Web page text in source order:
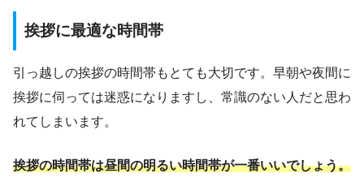
挨拶に最適な時間帯
引っ越しの挨拶の時間帯もとても大切です。早朝や夜間に
挨拶に伺っては迷惑になりますし、常識のない人だと思わ
れてしまいます。
挨拶の時間帯は昼間の明るい時間帯が一番いいでしょう。